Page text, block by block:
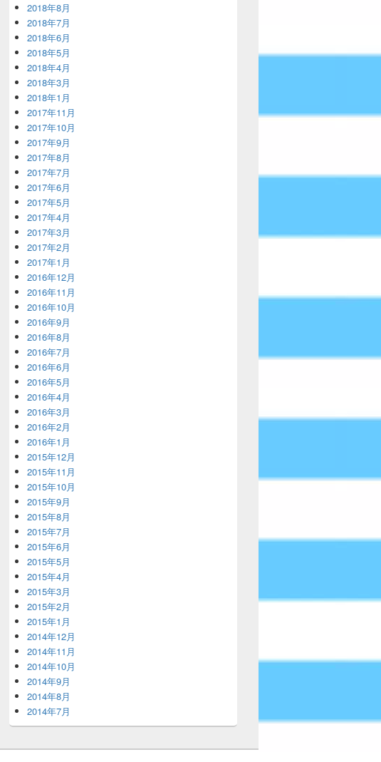
2018年8月
2018年7月
2018年6月
2018年5月
2018年4月
2018年3月
2018年1月
2017年11月
2017年10月
2017年9月
2017年8月
2017年7月
2017年6月
2017年5月
2017年4月
2017年3月
2017年2月
2017年1月
2016年12月
2016年11月
2016年10月
2016年9月
2016年8月
2016年7月
2016年6月
2016年5月
2016年4月
2016年3月
2016年2月
2016年1月
2015年12月
2015年11月
2015年10月
2015年9月
2015年8月
2015年7月
2015年6月
2015年5月
2015年4月
2015年3月
2015年2月
2015年1月
2014年12月
2014年11月
2014年10月
2014年9月
2014年8月
2014年7月